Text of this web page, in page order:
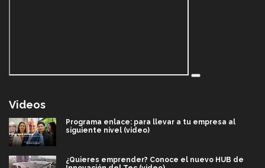
Videos
Programa enlace: para llevar a tu empresa al
siguiente nivel (video)
¿Quieres emprender? Conoce el nuevo HUB de